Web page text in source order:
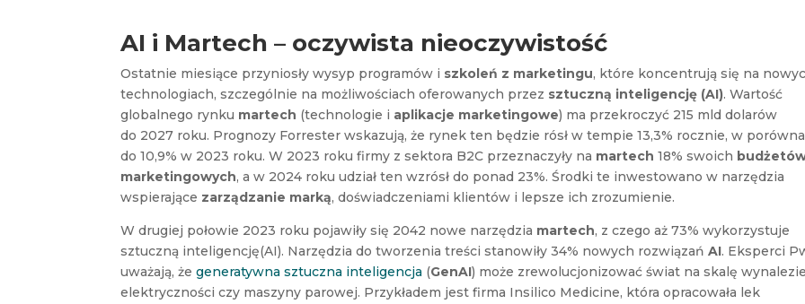
AI i Martech – oczywista nieoczywistość
Ostatnie miesiące przyniosły wysyp programów i szkoleń z marketingu, które koncentrują się na
technologiach, szczególnie na możliwościach oferowanych przez sztuczną inteligencję (AI). Wartość
globalnego rynku martech (technologie i aplikacje marketingowe) ma przekroczyć 215 mld dolarów
do 2027 roku. Prognozy Forrester wskazują, że rynek ten będzie rósł w tempie 13,3% rocznie, w
do 10,9% w 2023 roku. W 2023 roku firmy z sektora B2C przeznaczyły na martech 18% swoich
marketingowych, a w 2024 roku udział ten wzrósł do ponad 23%. Środki te inwestowano w narzędzia
wspierające zarządzanie marką, doświadczeniami klientów i lepsze ich zrozumienie.
W drugiej połowie 2023 roku pojawiły się 2042 nowe narzędzia martech, z czego aż 73% wykorzystuje
sztuczną inteligencję(AI). Narzędzia do tworzenia treści stanowiły 34% nowych rozwiązańAI. Eksperci
uważają, żegeneratywna sztuczna inteligencja (GenAI) może zrewolucjonizować świat na skalę
elektryczności czy maszyny parowej. Przykładem jest firma Insilico Medicine, która opracowała lek